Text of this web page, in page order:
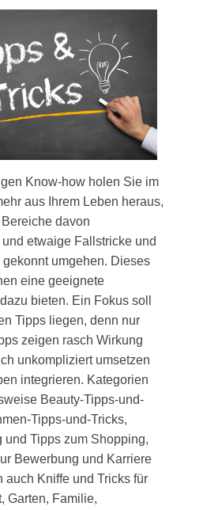
Know-how holen Sie im
aus Ihrem Leben heraus,
davon
etwaige Fallstricke und
gekonnt umgehen. Dieses
eine geeignete
bieten. Ein Fokus soll
Tipps liegen, denn nur
zeigen rasch Wirkung
unkompliziert umsetzen
integrieren. Kategorien
Beauty-Tipps-und-
Tipps-und-Tricks,
und Tipps zum Shopping,
Bewerbung und Karriere
auch Kniffe und Tricks für
Garten, Familie,